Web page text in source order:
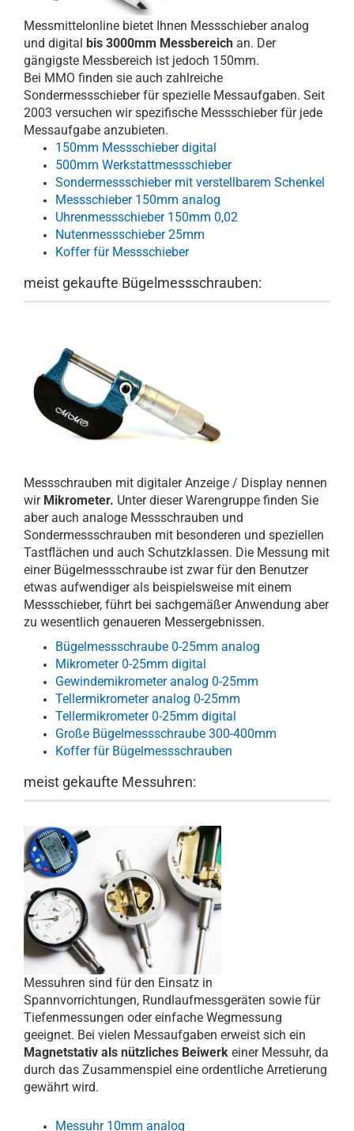
Messmittelonline bietet Ihnen Messschieber analog
und digital bis 3000mm Messbereich an. Der
gängigste Messbereich ist jedoch 150mm.
Bei MMO finden sie auch zahlreiche
Sondermessschieber für spezielle Messaufgaben. Seit
2003 versuchen wir spezifische Messschieber für jede
Messaufgabe anzubieten.
150mm Messschieber digital
500mm Werkstattmessschieber
Sondermessschieber mit verstellbarem Schenkel
Messschieber 150mm analog
Uhrenmessschieber 150mm 0,02
Nutenmessschieber 25mm
Koffer für Messschieber
meist gekaufte Bügelmessschrauben:
Messschrauben mit digitaler Anzeige / Display nennen
wir Mikrometer. Unter dieser Warengruppe finden Sie
aber auch analoge Messschrauben und
Sondermessschrauben mit besonderen und speziellen
Tastflächen und auch Schutzklassen. Die Messung mit
einer Bügelmessschraube ist zwar für den Benutzer
etwas aufwendiger als beispielsweise mit einem
Messschieber, führt bei sachgemäßer Anwendung aber
zu wesentlich genaueren Messergebnissen.
Bügelmessschraube 0-25mm analog
Mikrometer 0-25mm digital
Gewindemikrometer analog 0-25mm
Tellermikrometer analog 0-25mm
Tellermikrometer 0-25mm digital
Große Bügelmessschraube 300-400mm
Koffer für Bügelmessschrauben
meist gekaufte Messuhren:
Messuhren sind für den Einsatz in
Spannvorrichtungen, Rundlaufmessgeräten sowie für
Tiefenmessungen oder einfache Wegmessung
geeignet. Bei vielen Messaufgaben erweist sich ein
Magnetstativ als nützliches Beiwerk einer Messuhr, da
durch das Zusammenspiel eine ordentliche Arretierung
gewährt wird.
Messuhr 10mm analog